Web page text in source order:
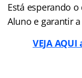
Está esperando
Aluno e garantir
VEJA